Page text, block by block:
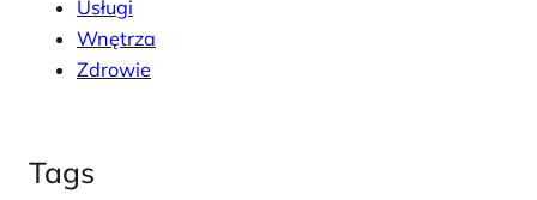
Usługi
Wnętrza
Zdrowie
Tags